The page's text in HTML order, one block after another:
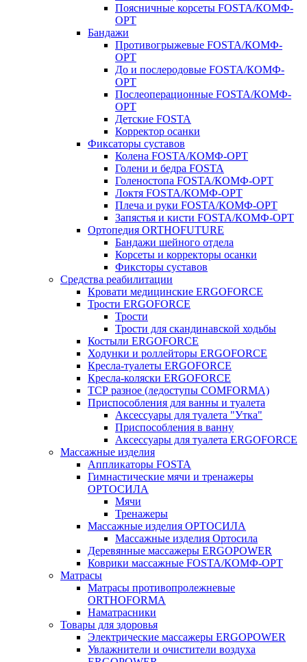
Поясничные корсеты FOSTA/КОМФ-
ОРТ
Бандажи
Противогрыжевые FOSTA/КОМФ-
ОРТ
До и послеродовые FOSTA/КОМФ-
ОРТ
Послеоперационные FOSTA/КОМФ-
ОРТ
Детские FOSTA
Корректор осанки
Фиксаторы суставов
Колена FOSTA/КОМФ-ОРТ
Голени и бедра FOSTA
Голеностопа FOSTA/КОМФ-ОРТ
Локтя FOSTA/КОМФ-ОРТ
Плеча и руки FOSTA/КОМФ-ОРТ
Запястья и кисти FOSTA/КОМФ-ОРТ
Ортопедия ORTHOFUTURE
Бандажи шейного отдела
Корсеты и корректоры осанки
Фиксторы суставов
Средства реабилитации
Кровати медицинские ERGOFORCE
Трости ERGOFORCE
Трости
Трости для скандинавской ходьбы
Костыли ERGOFORCE
Ходунки и роллейторы ERGOFORCE
Кресла-туалеты ERGOFORCE
Кресла-коляски ERGOFORCE
ТСР разное (ледоступы COMFORMA)
Приспособления для ванны и туалета
Аксессуары для туалета "Утка"
Приспособления в ванну
Аксессуары для туалета ERGOFORCE
Массажные изделия
Аппликаторы FOSTA
Гимнастические мячи и тренажеры
ОРТОСИЛА
Мячи
Тренажеры
Массажные изделия ОРТОСИЛА
Массажные изделия Ортосила
Деревянные массажеры ERGOPOWER
Коврики массажные FOSTA/КОМФ-ОРТ
Матрасы
Матрасы противопролежневые
ORTHOFORMA
Наматрасники
Товары для здоровья
Электрические массажеры ERGOPOWER
Увлажнители и очистители воздуха